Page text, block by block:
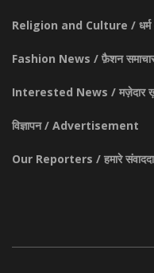
Religion and Culture / धर्म
Fashion News / फ़ैशन
Interested News / मज़ेदार
विज्ञापन / Advertisement
Our Reporters / हमारे